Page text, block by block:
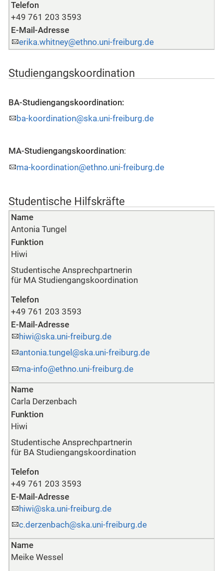
Telefon
+49 761 203 3593
E-Mail-Adresse
erika.whitney@ethno.uni-freiburg.de
Studiengangskoordination
BA-Studiengangskoordination:
ba-koordination@ska.uni-freiburg.de
MA-Studiengangskoordination:
ma-koordination@ethno.uni-freiburg.de
Studentische Hilfskräfte
Name
Antonia Tungel
Funktion
Hiwi
Studentische Ansprechpartnerin
für MA Studiengangskoordination
Telefon
+49 761 203 3593
E-Mail-Adresse
hiwi@ska.uni-freiburg.de
antonia.tungel@ska.uni-freiburg.de
ma-info@ethno.uni-freiburg.de
Name
Carla Derzenbach
Funktion
Hiwi
Studentische Ansprechpartnerin
für BA Studiengangskoordination
Telefon
+49 761 203 3593
E-Mail-Adresse
hiwi@ska.uni-freiburg.de
c.derzenbach@ska.uni-freiburg.de
Name
Meike Wessel